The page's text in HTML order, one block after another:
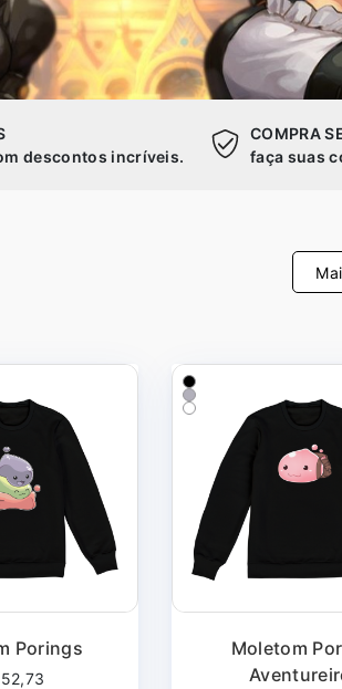
descontos incríveis.
COMPRA
faça suas
Porings
Moletom